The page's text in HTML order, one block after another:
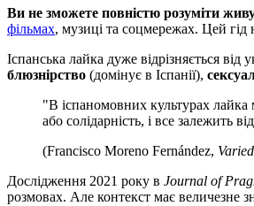
Ви не зможете повністю розуміти
фільмах, музиці та соцмережах. Цей
Іспанська лайка дуже відрізняється
блюзнірство (домінує в Іспанії),
"В іспаномовних культурах лайка
або солідарність, і все залежить
(Francisco Moreno Fernández,
Дослідження 2021 року в Journal of
розмовах. Але контекст має величезне